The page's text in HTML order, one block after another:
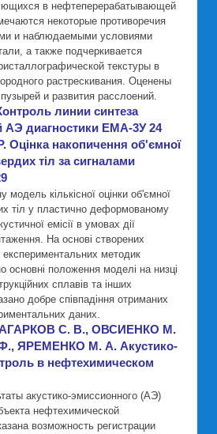
в нефтеперерабатывающей
некоторые противоречия
и наблюдаемыми условиями
а также подчеркивается
текстуры в
растрескивания. Оценены
и развития расслоений.
линии синтеза
АЭ диагностики ЕМА-3У 24
накопичення об'ємної
тіл за сигналами
модель кількісної оцінки об'ємної
тіл у пластично деформованому
емісії в умовах дії
На основі створених
експериментальних методик
основні положення моделі на низці
сплавів та інших
добре співпадіння отриманих
даних.
С. В., ОВСИЕНКО М.
ЯРЕМЕНКО М. А. Акустико-
в нефтехимическом
акустико-эмиссионного (АЭ)
нефтехимической
возможность регистрации